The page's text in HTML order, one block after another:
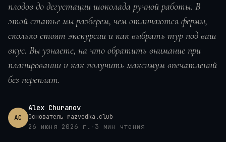
плодов до дегустации шоколада ручной работы. В
этой статье мы разберем, чем отличаются фермы,
сколько стоят экскурсии и как выбрать тур под ваш
вкус. Вы узнаете, на что обратить внимание при
планировании и как получить максимум впечатлений
без переплат.
AC
Alex Churanov
Основатель razvedka.club
26 июня 2026 г. · 3 мин чтения